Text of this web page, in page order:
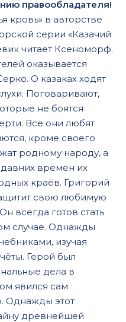
правообладателя!
кровь» в авторстве
серии «Казачий
читает Ксеноморф.
оказывается
О казаках ходят
Поговаривают,
не боятся
Все они любят
кроме своего
родному народу, а
времен их
краёв. Григорий
свою любимую
всегда готов стать
случае. Однажды
изучая
Герой был
дела в
явился сам
Однажды этот
древнейшей